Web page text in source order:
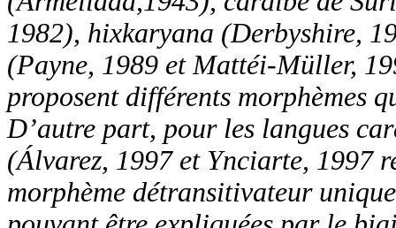
1982), hixkaryana (Derbyshire,
(Payne, 1989 et Mattéi-Müller,
proposent différents morphèmes
D’autre part, pour les langues
(Álvarez, 1997 et Ynciarte, 1997
morphème détransitivateur